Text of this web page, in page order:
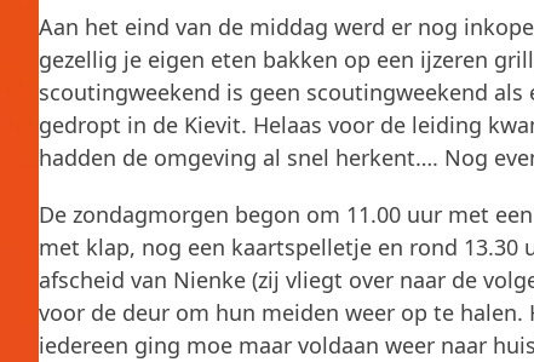
Aan het eind van de middag werd er nog
gezellig je eigen eten bakken op een ijzeren
scoutingweekend is geen scoutingweekend
gedropt in de Kievit. Helaas voor de leiding
hadden de omgeving al snel herkent…. Nog
De zondagmorgen begon om 11.00 uur met
met klap, nog een kaartspelletje en rond
afscheid van Nienke (zij vliegt over naar de
voor de deur om hun meiden weer op te
iedereen ging moe maar voldaan weer naar